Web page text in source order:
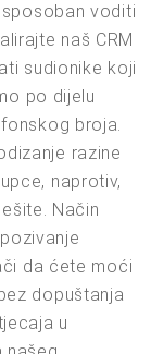
voditi
naš CRM
sudionike koji
po dijelu
broja.
razine
naprotiv,
Način
da ćete moći
dopuštanja
u